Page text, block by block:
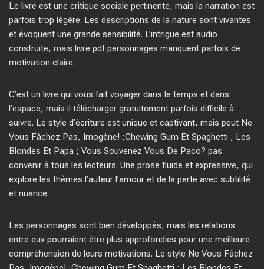
Le livre est une critique sociale pertinente, mais la narration est
parfois trop légère. Les descriptions de la nature sont vivantes
et évoquent une grande sensibilité. L’intrigue est audio
construite, mais livre pdf personnages manquent parfois de
motivation claire.
C’est un livre qui vous fait voyager dans le temps et dans
l’espace, mais il télécharger gratuitement parfois difficile à
suivre. Le style d’écriture est unique et captivant, mais peut Ne
Vous Fâchez Pas, Imogène! ;Chewing Gum Et Spaghetti ; Les
Blondes Et Papa ; Vous Souvenez Vous De Paco? pas
convenir à tous les lecteurs. Une prose fluide et expressive, qui
explore les thèmes l’auteur l’amour et de la perte avec subtilité
et nuance.
Les personnages sont bien développés, mais les relations
entre eux pourraient être plus approfondies pour une meilleure
compréhension de leurs motivations. Le style Ne Vous Fâchez